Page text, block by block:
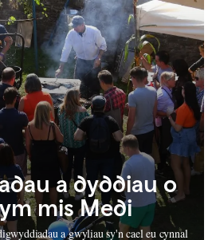
a dyddiau o
mis Medi
a gwyliau sy'n cael eu cynnal